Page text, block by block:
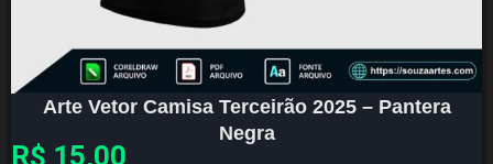
Arte Vetor Camisa Terceirão 2025 – Pantera
Negra
R$ 15,00